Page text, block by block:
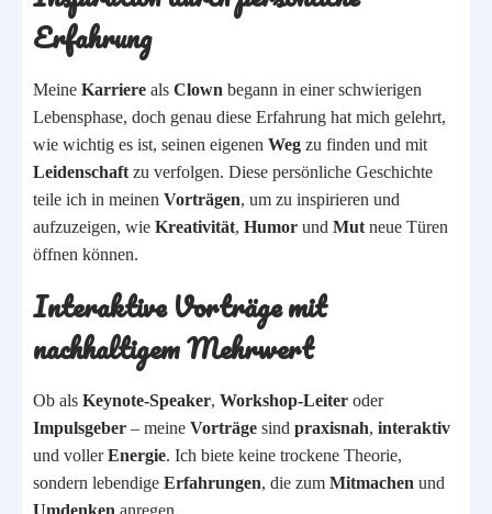
Erfahrung
Meine Karriere als Clown begann in einer schwierigen
Lebensphase, doch genau diese Erfahrung hat mich gelehrt,
wie wichtig es ist, seinen eigenen Weg zu finden und mit
Leidenschaft zu verfolgen. Diese persönliche Geschichte
teile ich in meinen Vorträgen, um zu inspirieren und
aufzuzeigen, wie Kreativität, Humor und Mut neue Türen
öffnen können.
Interaktive Vorträge mit
nachhaltigem Mehrwert
Ob als Keynote-Speaker, Workshop-Leiter oder
Impulsgeber – meine Vorträge sind praxisnah, interaktiv
und vollerEnergie. Ich biete keine trockene Theorie,
sondern lebendige Erfahrungen, die zum Mitmachen und
Umdenken anregen.